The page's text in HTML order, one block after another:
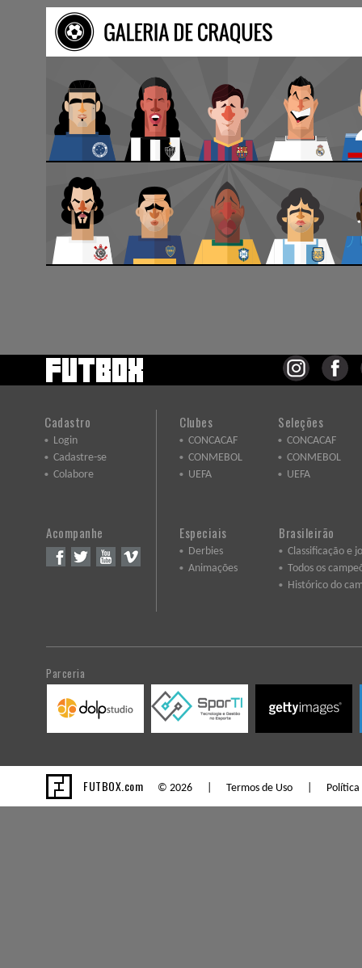
Cadastro
Login
Cadastre-se
Colabore
Acompanhe
Clubes
CONCACAF
CONMEBOL
UEFA
Seleções
CONCACAF
CONMEBOL
UEFA
Especiais
Derbies
Animações
Brasileirão
Classificação e
Todos os
Histórico do
Parceria
FUTBOX.com © 2026 | Termos de Uso Política